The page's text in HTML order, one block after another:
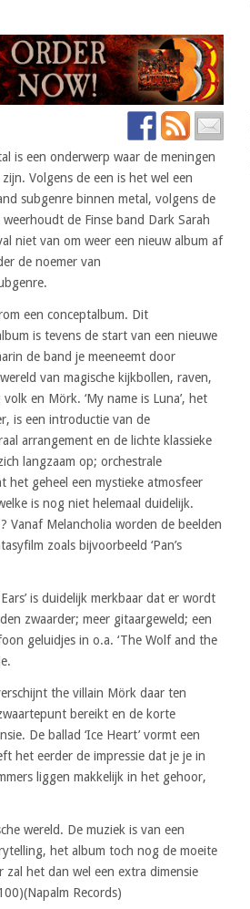
is een onderwerp waar de meningen
Volgens de een is het wel een
subgenre binnen metal, volgens de
de Finse band Dark Sarah
niet van om weer een nieuw album af
de noemer van
een conceptalbum. Dit
is tevens de start van een nieuwe
de band je meeneemt door
van magische kijkbollen, raven,
en Mörk. ‘My name is Luna’, het
is een introductie van de
arrangement en de lichte klassieke
langzaam op; orchestrale
het geheel een mystieke atmosfeer
is nog niet helemaal duidelijk.
Melancholia worden de beelden
zoals bijvoorbeeld ‘Pan’s
is duidelijk merkbaar dat er wordt
zwaarder; meer gitaargeweld; een
geluidjes in o.a. ‘The Wolf and the
the villain Mörk daar ten
bereikt en de korte
De ballad ‘Ice Heart’ vormt een
het eerder de impressie dat je je in
liggen makkelijk in het gehoor,
wereld. De muziek is van een
het album toch nog de moeite
zal het dan wel een extra dimensie
Records)